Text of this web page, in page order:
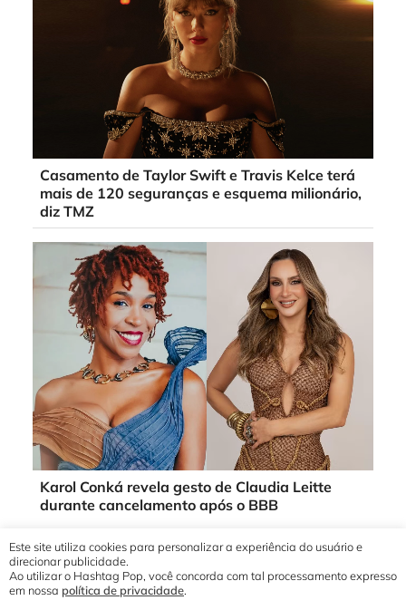
Casamento de Taylor Swift e Travis Kelce terá
mais de 120 seguranças e esquema milionário,
diz TMZ
Karol Conká revela gesto de Claudia Leitte
durante cancelamento após o BBB
Este site utiliza cookies para personalizar a experiência do usuário e
direcionar publicidade.
Ao utilizar o Hashtag Pop, você concorda com tal processamento expresso
em nossa política de privacidade